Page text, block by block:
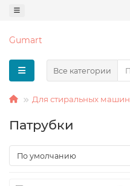
Gumart
Все категории
Для стиральных машин
Патрубки